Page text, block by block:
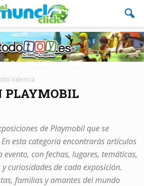
Valencia
PLAYMOBIL
de Playmobil que se
esta categoría encontrarás artículos
con fechas, lugares, temáticas,
curiosidades de cada exposición.
familias y amantes del mundo